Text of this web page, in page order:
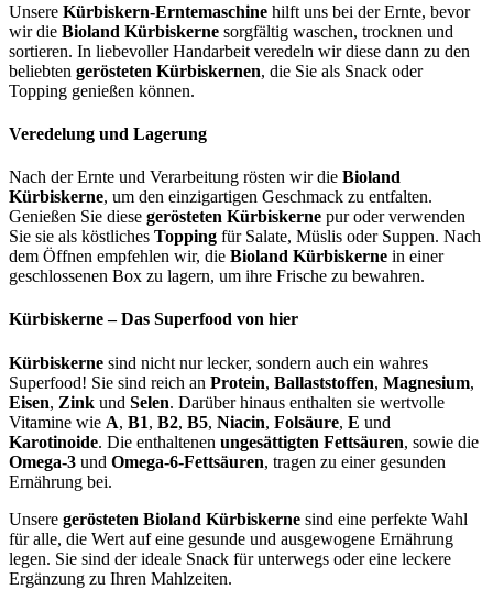
Unsere Kürbiskern-Erntemaschine hilft uns bei der Ernte, bevor
wir die Bioland Kürbiskerne sorgfältig waschen, trocknen und
sortieren. In liebevoller Handarbeit veredeln wir diese dann zu den
beliebten gerösteten Kürbiskernen, die Sie als Snack oder
Topping genießen können.
Veredelung und Lagerung
Nach der Ernte und Verarbeitung rösten wir die Bioland
Kürbiskerne, um den einzigartigen Geschmack zu entfalten.
Genießen Sie diese gerösteten Kürbiskerne pur oder verwenden
Sie sie als köstliches Topping für Salate, Müslis oder Suppen. Nach
dem Öffnen empfehlen wir, die Bioland Kürbiskerne in einer
geschlossenen Box zu lagern, um ihre Frische zu bewahren.
Kürbiskerne – Das Superfood von hier
Kürbiskerne sind nicht nur lecker, sondern auch ein wahres
Superfood! Sie sind reich an Protein, Ballaststoffen, Magnesium,
Eisen, Zink und Selen. Darüber hinaus enthalten sie wertvolle
Vitamine wie A, B1, B2, B5, Niacin, Folsäure, E und
Karotinoide. Die enthaltenen ungesättigten Fettsäuren, sowie die
Omega-3 und Omega-6-Fettsäuren, tragen zu einer gesunden
Ernährung bei.
Unsere gerösteten Bioland Kürbiskerne sind eine perfekte Wahl
für alle, die Wert auf eine gesunde und ausgewogene Ernährung
legen. Sie sind der ideale Snack für unterwegs oder eine leckere
Ergänzung zu Ihren Mahlzeiten.